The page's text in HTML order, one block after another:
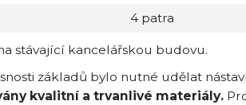
4 patra
stávající kancelářskou budovu.
základů bylo nutné udělat
kvalitní a trvanlivé materiály.